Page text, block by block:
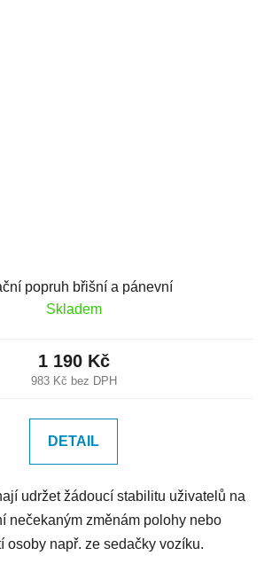
popruh břišní a pánevní
Skladem
983 Kč bez DPH
1 190 Kč
DETAIL
udržet žádoucí stabilitu uživatelů na
nečekaným změnám polohy nebo
osoby např. ze sedačky vozíku.